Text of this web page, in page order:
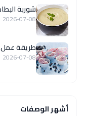
شوربة
2026-07-08
طريقة عمل
2026-07-08
أشهر الوصفات